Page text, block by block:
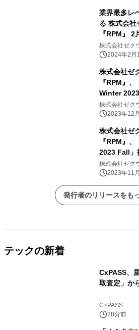
業界最多レ
る 株式会社
『RPM』 2
総合EXPO
株式会社ゼク
2024年2月
株式会社ゼ
『RPM』
Winter
(ATS)部門
スタマイズ
株式会社ゼク
2023年12
株式会社ゼ
『RPM』
2023 Fall」
11期連続で
「High
株式会社ゼク
2023年11
発行者のリリースをも
テックの新着
CxPASS、
取査定」か
C×PASS
28分前